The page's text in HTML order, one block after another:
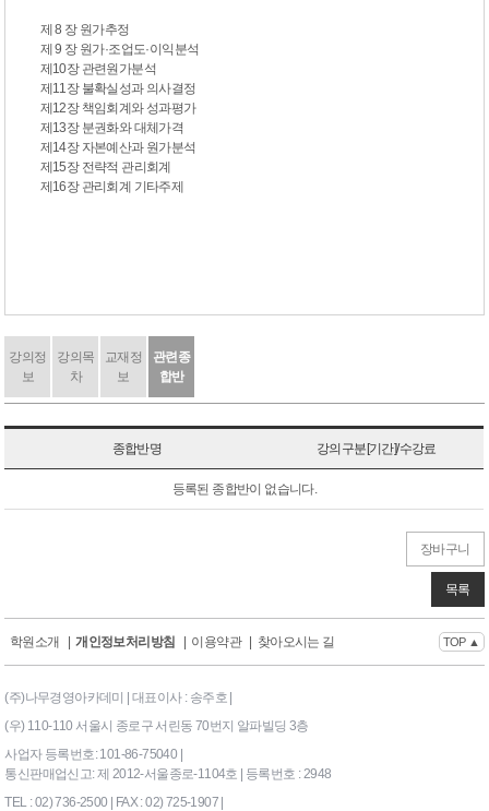
제 8 장 원가추정
제 9 장 원가·조업도·이익분석
제10장 관련원가분석
제11장 불확실성과 의사결정
제12장 책임회계와 성과평가
제13장 분권화와 대체가격
제14장 자본예산과 원가분석
제15장 전략적 관리회계
제16장 관리회계 기타주제
강의정
보
강의목
차
교재정
보
관련종
합반
종합반명 강의구분[기간]/수강료
등록된 종합반이 없습니다.
장바구니
목록
학원소개 개인정보처리방침 이용약관 찾아오시는 길 TOP ▲
(주)나무경영아카데미 | 대표이사 : 송주호 |
(우) 110-110 서울시 종로구 서린동 70번지 알파빌딩 3층
사업자 등록번호: 101-86-75040 |
통신판매업신고: 제 2012-서울종로-1104호 | 등록번호 : 2948
TEL : 02) 736-2500 | FAX : 02) 725-1907 |